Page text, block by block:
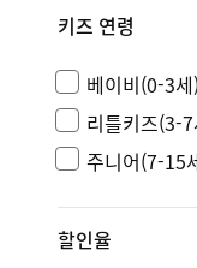
키즈 연령
베이비(0-3세)
리틀키즈(3-
주니어(7-15
할인율